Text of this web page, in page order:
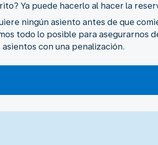
Ya puede hacerlo al hacer la
ningún asiento antes de que
todo lo posible para asegurarnos
con una penalización.